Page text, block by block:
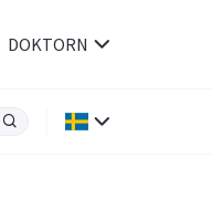
DOKTORN